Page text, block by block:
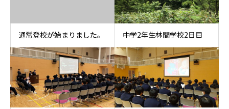
通常登校が始まりました。 中学2年生林間学校2日目